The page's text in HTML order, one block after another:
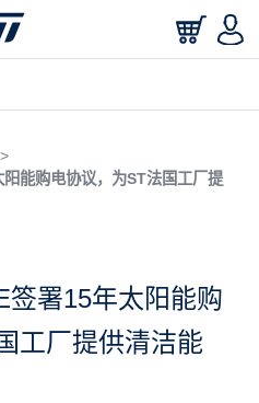
能购电协议，为ST法国工厂提
签署15年太阳能购
工厂提供清洁能